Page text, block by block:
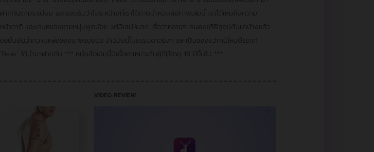
ฝากกันตามระเบียบ และยอมรับว่าในระหว่างที่เราได้ถ่ายมำหนังสือภาพเล่มนี้ เราได้เห็นถึงความ
หน้าตาดี และเสน่ห์ของชายหนุ่มพูดน้อย แต่มีเสน่ห์มาก เชื่อว่าหลายๆ คนคงได้พิสูจน์กันมาบ้างแล้ว
ขอยืนยันว่าความหล่อของนายแบบประจำฉบับนี้ไม่ธรรมดาจริงๆ และเป็นของขวัญปีใหม่ปีแรกที่
‘Peak’ ได้นำมาฝากกัน *** หนังสือเล่มนี้มีเนื้อหาเหมาะกับผู้ที่มีอายุ 18 ปีขึ้นไป ***
VIDEO REVIEW :